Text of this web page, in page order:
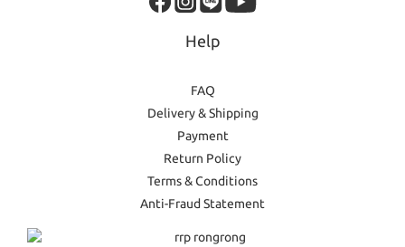
Help
FAQ
Delivery & Shipping
Payment
Return Policy
Terms & Conditions
Anti-Fraud Statement